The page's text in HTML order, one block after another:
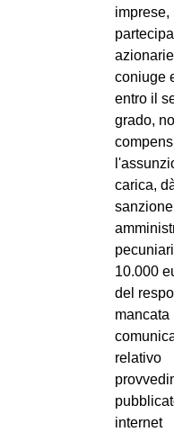
imprese,
coniuge
entro il
grado,
carica,
sanzione
10.000
del
mancata
relativo
internet